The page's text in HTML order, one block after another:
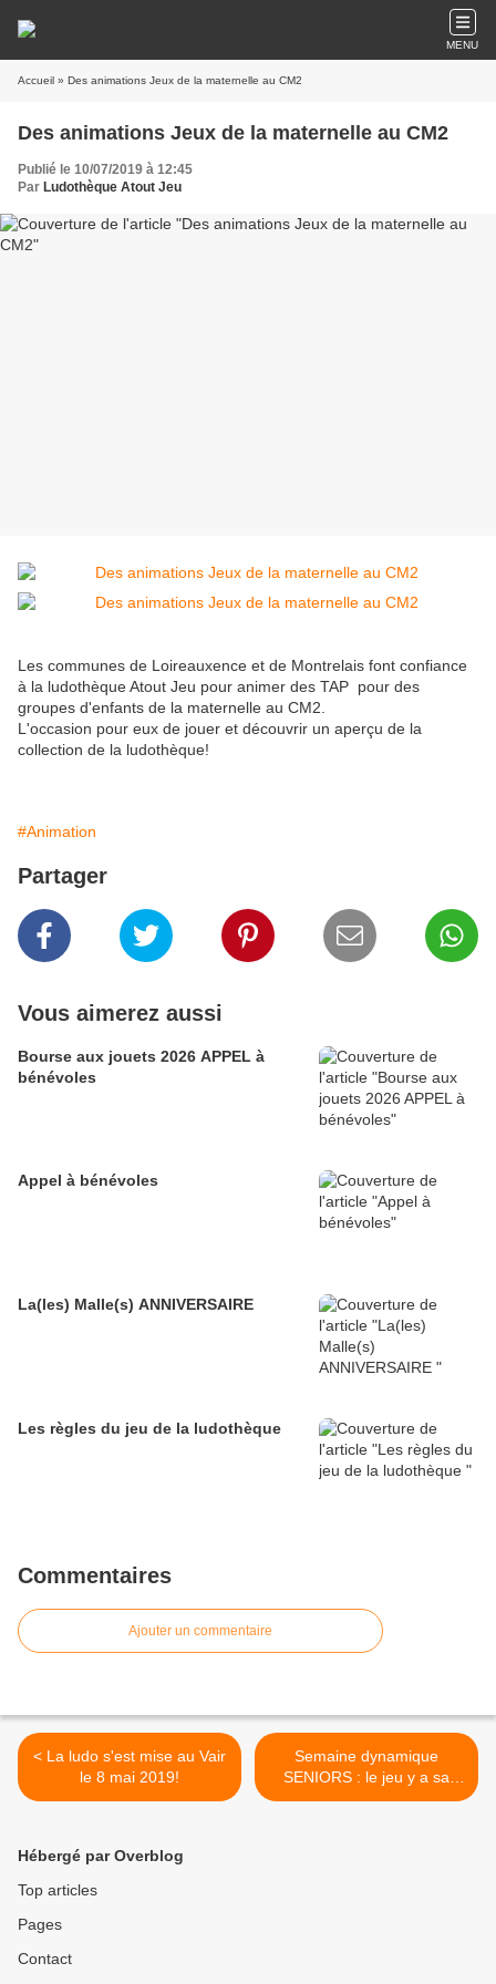
MENU
Accueil » Des animations Jeux de la maternelle au CM2
Des animations Jeux de la maternelle au CM2
Publié le 10/07/2019 à 12:45
Par Ludothèque Atout Jeu
Les communes de Loireauxence et de Montrelais font confiance
à la ludothèque Atout Jeu pour animer des TAP pour des
groupes d'enfants de la maternelle au CM2.
L'occasion pour eux de jouer et découvrir un aperçu de la
collection de la ludothèque!
#Animation
Partager
Vous aimerez aussi
Bourse aux jouets 2026 APPEL à
bénévoles
Appel à bénévoles
La(les) Malle(s) ANNIVERSAIRE
Les règles du jeu de la ludothèque
Commentaires
Ajouter un commentaire
< La ludo s'est mise au Vair
le 8 mai 2019!
Semaine dynamique
SENIORS : le jeu y a sa
place aussi! >
Hébergé par Overblog
Top articles
Pages
Contact